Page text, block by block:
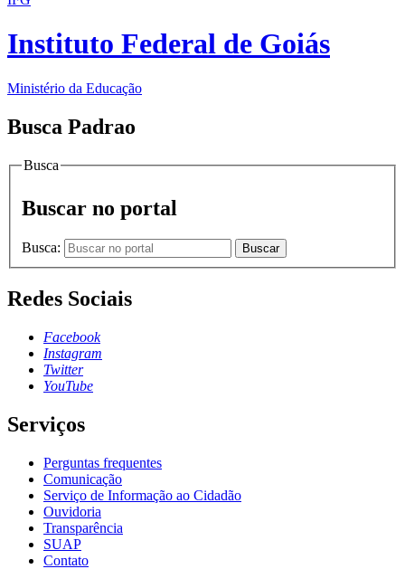
Instituto Federal de Goiás
Ministério da Educação
Busca Padrao
Busca
Buscar no portal
Busca: Buscar
Redes Sociais
Facebook
Instagram
Twitter
YouTube
Serviços
Perguntas frequentes
Comunicação
Serviço de Informação ao Cidadão
Ouvidoria
Transparência
SUAP
Contato